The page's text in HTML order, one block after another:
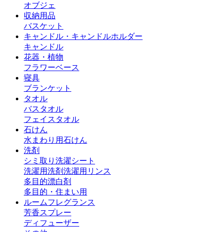
オブジェ
収納用品
バスケット
キャンドル・キャンドルホルダー
キャンドル
花器・植物
フラワーベース
寝具
ブランケット
タオル
バスタオル
フェイスタオル
石けん
水まわり用石けん
洗剤
シミ取り 洗濯シート
洗濯用洗剤洗濯用リンス
多目的漂白剤
多目的・住まい用
ルームフレグランス
芳香スプレー
ディフューザー